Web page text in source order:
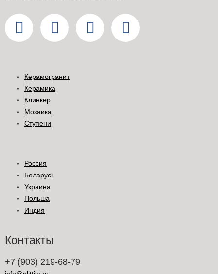
Керамогранит
Керамика
Клинкер
Мозаика
Ступени
Россия
Беларусь
Украина
Польша
Индия
Контакты
+7 (903) 219-68-79